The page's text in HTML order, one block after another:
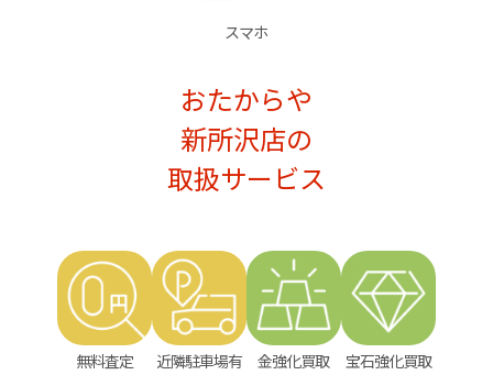
スマホ
おたからや
新所沢店の
取扱サービス
無料査定 近隣駐車場有 金強化買取 宝石強化買取